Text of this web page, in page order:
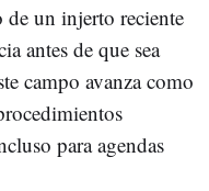
de un injerto reciente
antes de que sea
campo avanza como
para agendas